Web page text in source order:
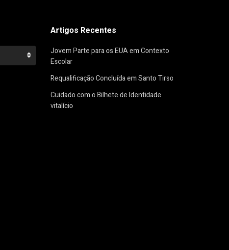
Artigos Recentes
Jovem Parte para os EUA em Contexto
Escolar
Requalificação Concluída em Santo Tirso
Cuidado com o Bilhete de Identidade
vitalício